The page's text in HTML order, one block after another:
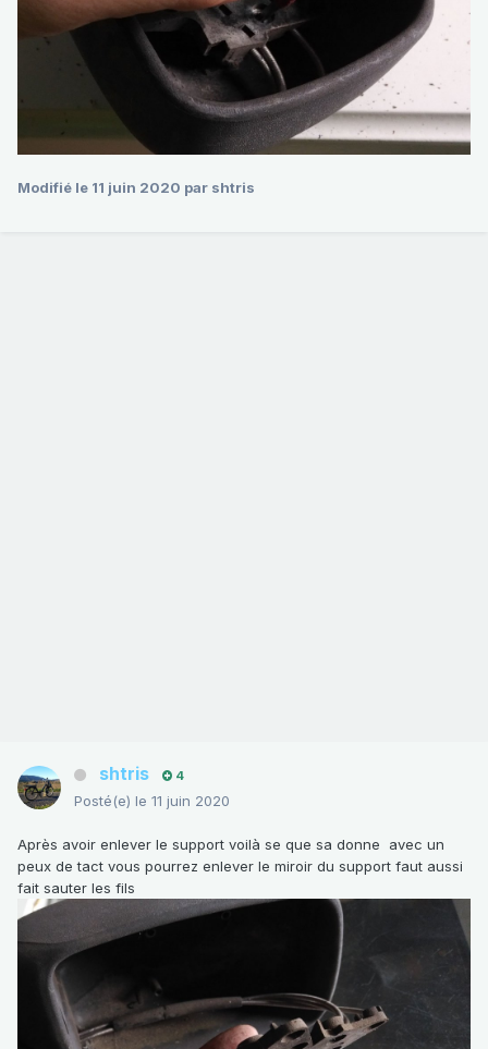
Modifié le 11 juin 2020 par shtris
shtris 4
Posté(e) le 11 juin 2020
Après avoir enlever le support voilà se que sa donne avec un
peux de tact vous pourrez enlever le miroir du support faut aussi
fait sauter les fils